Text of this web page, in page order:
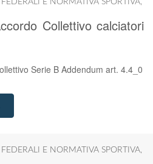
FEDERALI E NORMATIVA SPORTIVA,
Collettivo calciatori
Serie B Addendum art. 4.4_0
FEDERALI E NORMATIVA SPORTIVA,